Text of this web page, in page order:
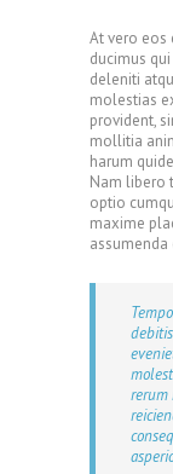
At vero eos
ducimus
deleniti
molestias
provident,
mollitia
harum
Nam libero
optio
maxime
rerum